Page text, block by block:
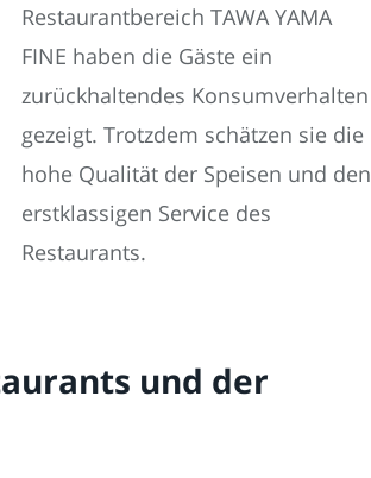
Restaurantbereich TAWA YAMA
FINE haben die Gäste ein
zurückhaltendes Konsumverhalten
gezeigt. Trotzdem schätzen sie die
hohe Qualität der Speisen und den
erstklassigen Service des
Restaurants.
und der